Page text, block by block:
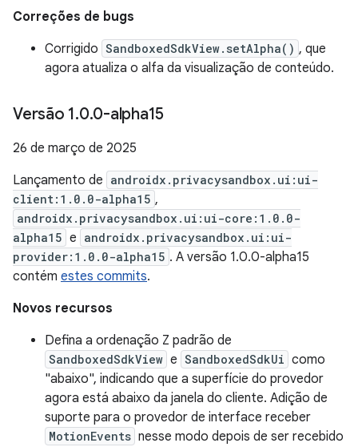
Correções de bugs
Corrigido SandboxedSdkView.setAlpha() , que
agora atualiza o alfa da visualização de conteúdo.
Versão 1.0.0-alpha15
26 de março de 2025
Lançamento de androidx.privacysandbox.ui:ui-
client:1.0.0-alpha15 ,
androidx.privacysandbox.ui:ui-core:1.0.0-
alpha15 e androidx.privacysandbox.ui:ui-
provider:1.0.0-alpha15 . A versão 1.0.0-alpha15
contém estes commits.
Novos recursos
Defina a ordenação Z padrão de
SandboxedSdkView e SandboxedSdkUi como
"abaixo", indicando que a superfície do provedor
agora está abaixo da janela do cliente. Adição de
suporte para o provedor de interface receber
MotionEvents nesse modo depois de ser recebido